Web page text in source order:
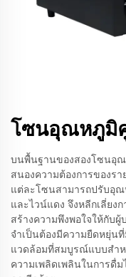
โซนอุณหภูมิ
บนพื้นฐานของสองโซนอุณ
สนองความต้องการของร
แต่ละโซนสามารถปรับอุ
และไวน์แดง จึงหลีกเลี่ยง
สร้างความพึงพอใจให้กับ
จำเป็นต้องมีความยืดหยุ่น
แวดล้อมที่สมบูรณ์แบบสำห
ความเพลิดเพลินในการดื่